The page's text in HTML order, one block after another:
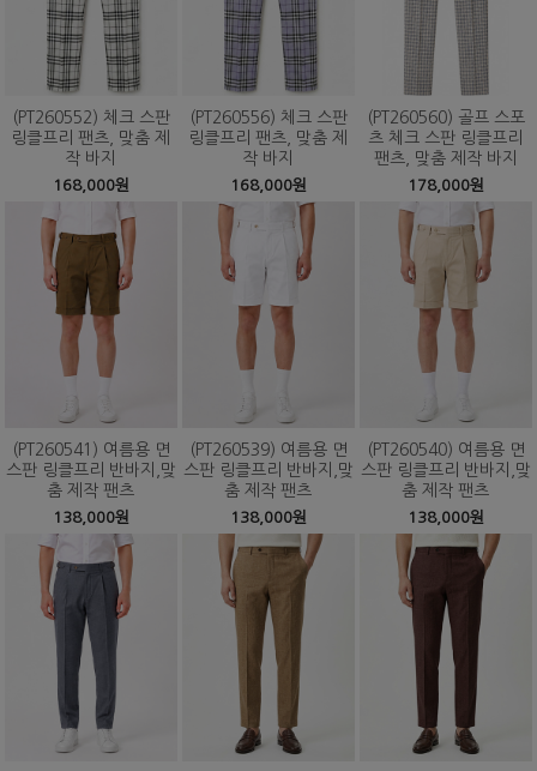
(PT260552) 체크 스판
링클프리 팬츠, 맞춤 제
작 바지
168,000원
(PT260556) 체크 스판
링클프리 팬츠, 맞춤 제
작 바지
168,000원
(PT260560) 골프 스포
츠 체크 스판 링클프리
팬츠, 맞춤 제작 바지
178,000원
(PT260541) 여름용 면
스판 링클프리 반바지,맞
춤 제작 팬츠
138,000원
(PT260539) 여름용 면
스판 링클프리 반바지,맞
춤 제작 팬츠
138,000원
(PT260540) 여름용 면
스판 링클프리 반바지,맞
춤 제작 팬츠
138,000원